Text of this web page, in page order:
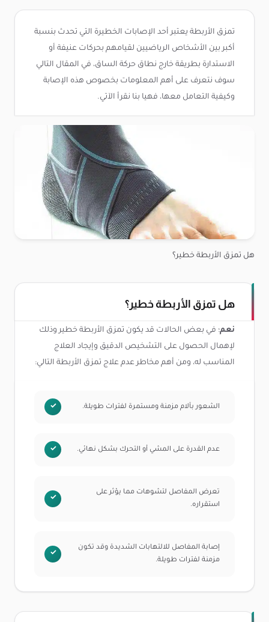
تمزق الأربطة يعتبر أحد الإصابات الخطيرة التي تحدث بنسبة
أكبر بين الأشخاص الرياضيين لقيامهم بحركات عنيفة أو
الاستدارة بطريقة خارج نطاق حركة الساق، في المقال التالي
سوف نتعرف على أهم المعلومات بخصوص هذه الإصابة
وكيفية التعامل معها، فهيا بنا نقرأ الآتي.
هل تمزق الأربطة خطير؟
هل تمزق الأربطة خطير؟
نعم؛ في بعض الحالات قد يكون تمزق الأربطة خطير وذلك
لإهمال الحصول على التشخيص الدقيق وإيجاد العلاج
المناسب له، ومن أهم مخاطر عدم علاج تمزق الأربطة التالي:
الشعور بآلام مزمنة ومستمرة لفترات طويلة.
عدم القدرة على المشي أو التحرك بشكل نهائي.
تعرض المفاصل لتشوهات مما يؤثر على
استقراره.
إصابة المفاصل للالتهابات الشديدة وقد تكون
مزمنة لفترات طويلة.